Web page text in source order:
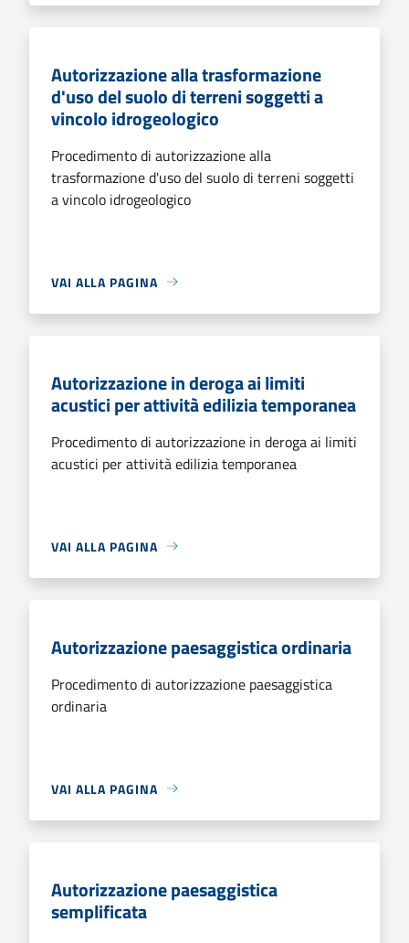
Autorizzazione alla trasformazione
d'uso del suolo di terreni soggetti a
vincolo idrogeologico
Procedimento di autorizzazione alla
trasformazione d'uso del suolo di terreni soggetti
a vincolo idrogeologico
VAI ALLA PAGINA
Autorizzazione in deroga ai limiti
acustici per attività edilizia temporanea
Procedimento di autorizzazione in deroga ai limiti
acustici per attività edilizia temporanea
VAI ALLA PAGINA
Autorizzazione paesaggistica ordinaria
Procedimento di autorizzazione paesaggistica
ordinaria
VAI ALLA PAGINA
Autorizzazione paesaggistica
semplificata